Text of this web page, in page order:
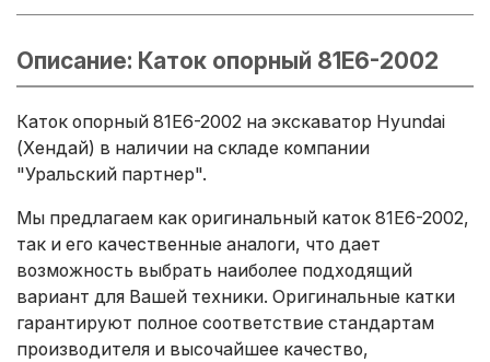
Описание: Каток опорный 81E6-2002
Каток опорный 81E6-2002 на экскаватор Hyundai
(Хендай) в наличии на складе компании
"Уральский партнер".
Мы предлагаем как оригинальный каток 81E6-2002,
так и его качественные аналоги, что дает
возможность выбрать наиболее подходящий
вариант для Вашей техники. Оригинальные катки
гарантируют полное соответствие стандартам
производителя и высочайшее качество,